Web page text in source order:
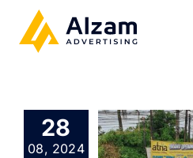
content
TENTANG
28
08, 2024